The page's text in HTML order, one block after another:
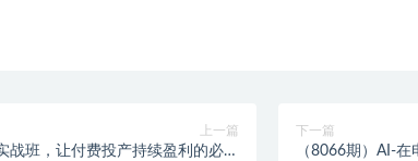
上一篇
战班，让付费投产持续盈利的必备
下一篇
（8066期）AI-